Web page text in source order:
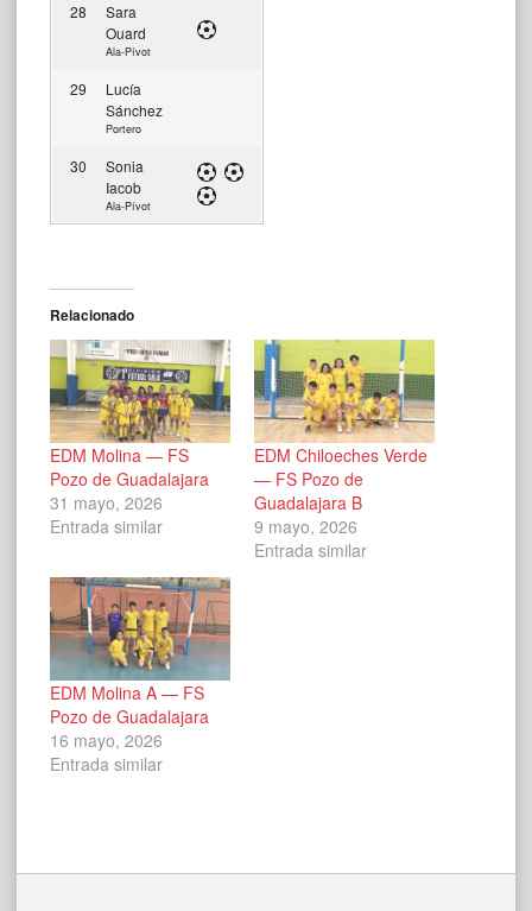
28
Sara
Ouard
Ala-Pívot
29
Lucía
Sánchez
Portero
30
Sonia
Iacob
Ala-Pívot
Relacionado
EDM Molina — FS
Pozo de Guadalajara
31 mayo, 2026
Entrada similar
EDM Chiloeches Verde
— FS Pozo de
Guadalajara B
9 mayo, 2026
Entrada similar
EDM Molina A — FS
Pozo de Guadalajara
16 mayo, 2026
Entrada similar